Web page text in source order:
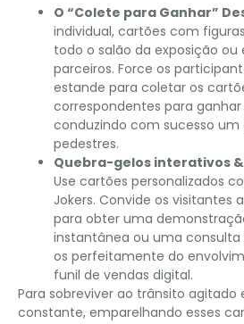
O “Colete para Ganhar”
individual, cartões com
todo o salão da exposição ou
parceiros. Force os
estande para coletar os
correspondentes para
conduzindo com sucesso
pedestres.
Quebra-gelos interativos
Use cartões personalizados
Jokers. Convide os visitantes
para obter uma
instantânea ou uma
os perfeitamente do
funil de vendas digital.
Para sobreviver ao trânsito agitado
constante, emparelhando esses